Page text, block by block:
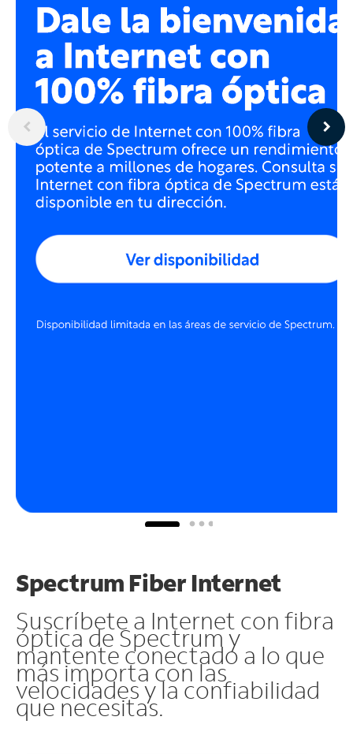
Spectrum Fiber Internet
Suscríbete a Internet con fibra
óptica de Spectrum y
mantente conectado a lo que
más importa con las
velocidades y la confiabilidad
que necesitas.